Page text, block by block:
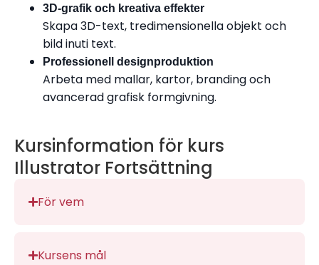
3D-grafik och kreativa effekter
Skapa 3D-text, tredimensionella objekt och
bild inuti text.
Professionell designproduktion
Arbeta med mallar, kartor, branding och
avancerad grafisk formgivning.
Kursinformation för kurs
Illustrator Fortsättning
För vem
Kursens mål